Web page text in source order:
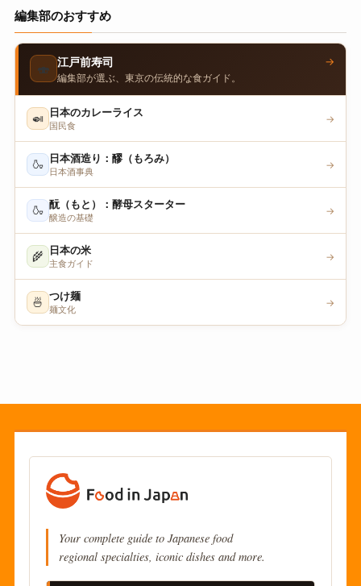
編集部のおすすめ
🍣 江戸前寿司
編集部が選ぶ、東京の伝統的な食ガイド。
→
🍛 日本のカレーライス
国民食
→
🍶 日本酒造り：醪（もろみ）
日本酒事典
→
🍶 酛（もと）：酵母スターター
醸造の基礎
→
🌾 日本の米
主食ガイド
→
🍜 つけ麺
麺文化
→
Your complete guide to Japanese food
regional specialties, iconic dishes and more.